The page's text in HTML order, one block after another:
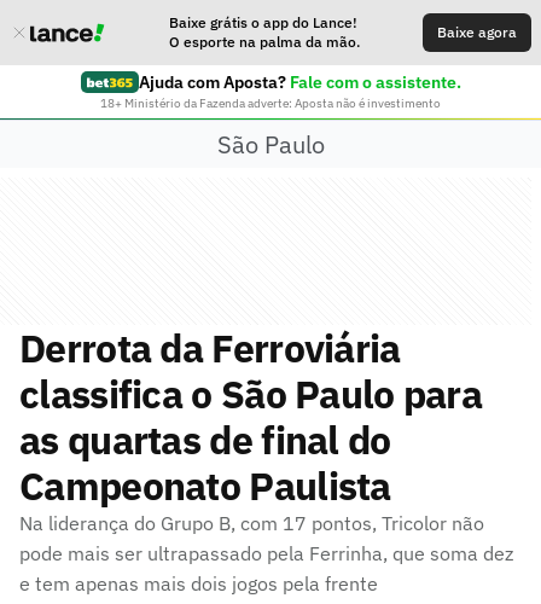
Baixe grátis o app do Lance!
O esporte na palma da mão.
Baixe agora
Ajuda com Aposta? Fale com o assistente.
18+ Ministério da Fazenda adverte: Aposta não é investimento
São Paulo
Derrota da Ferroviária
classifica o São Paulo para
as quartas de final do
Campeonato Paulista
Na liderança do Grupo B, com 17 pontos, Tricolor não
pode mais ser ultrapassado pela Ferrinha, que soma dez
e tem apenas mais dois jogos pela frente